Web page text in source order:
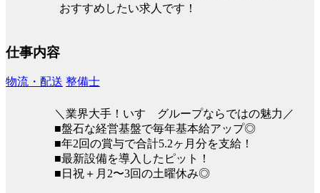
おすすめしたい求人です！
仕事内容
物流・配送 整備士
＼業界大手！いすゞグループならではの魅力／
■盤石な経営基盤で毎年基本給アップ◎
■年2回の賞与で合計5.2ヶ月分を支給！
■最新設備を導入したピット！
■日祝＋月2〜3回の土曜休み◎